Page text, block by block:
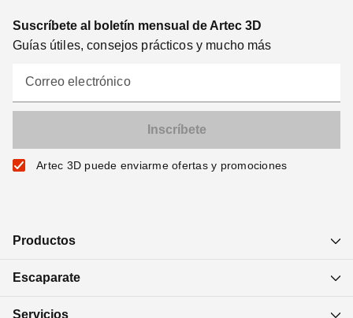
Suscríbete al boletín mensual de Artec 3D
Guías útiles, consejos prácticos y mucho más
Correo electrónico
Artec 3D puede enviarme ofertas y promociones
Productos
Escaparate
Servicios